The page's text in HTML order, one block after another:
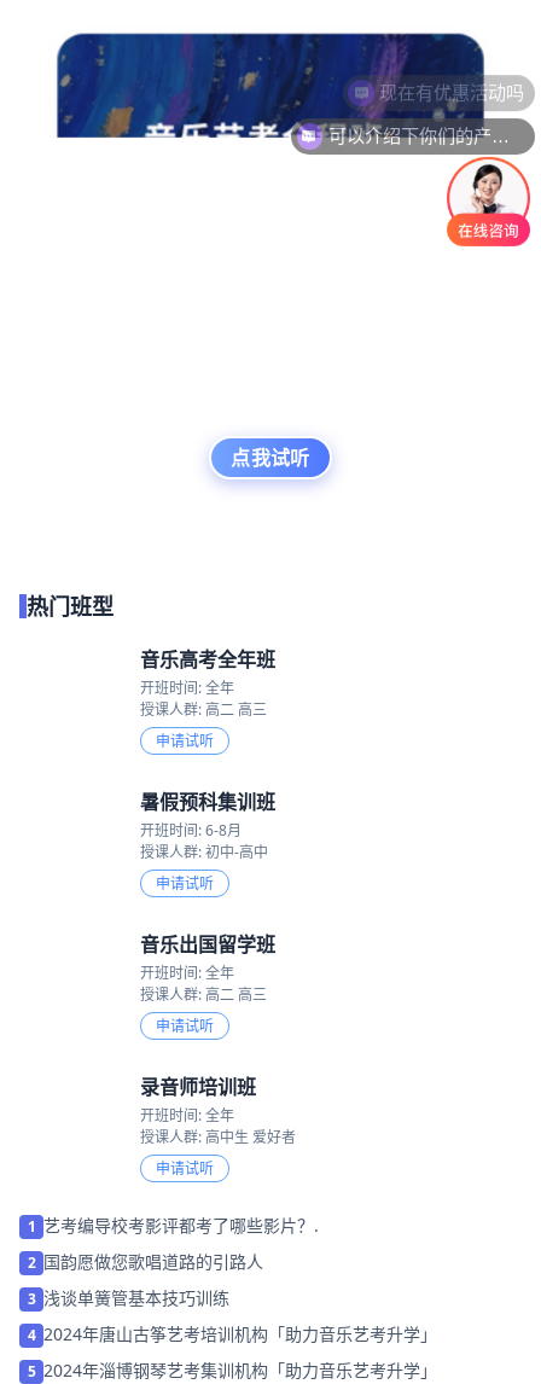
点我试听
热门班型
音乐高考全年班
开班时间: 全年
授课人群: 高二 高三
申请试听
暑假预科集训班
开班时间: 6-8月
授课人群: 初中-高中
申请试听
音乐出国留学班
开班时间: 全年
授课人群: 高二 高三
申请试听
录音师培训班
开班时间: 全年
授课人群: 高中生 爱好者
申请试听
1 艺考编导校考影评都考了哪些影片？.
2 国韵愿做您歌唱道路的引路人
3 浅谈单簧管基本技巧训练
4 2024年唐山古筝艺考培训机构「助力音乐艺考升学」
5 2024年淄博钢琴艺考集训机构「助力音乐艺考升学」